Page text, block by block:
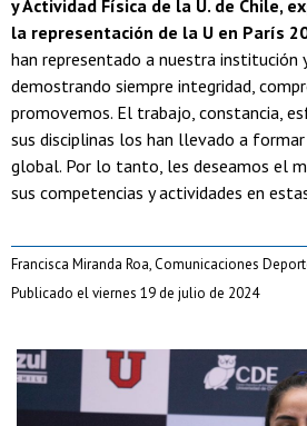
y Actividad Física de la U. de Chile,
la representación de la U en París
han representado a nuestra institución
demostrando siempre integridad,
promovemos. El trabajo, constancia,
sus disciplinas los han llevado a
global. Por lo tanto, les deseamos el
sus competencias y actividades en
Francisca Miranda Roa, Comunicaciones
Publicado el viernes 19 de julio de 2024